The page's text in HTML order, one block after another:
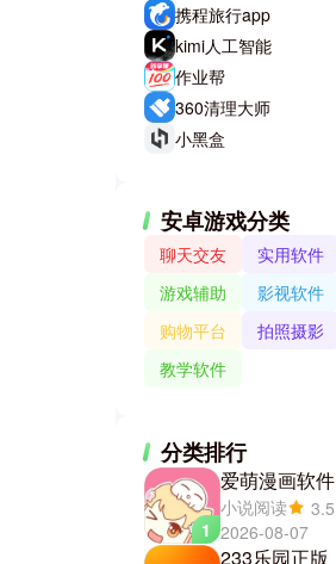
携程旅行app
kimi人工智能
作业帮
360清理大师
小黑盒
安卓游戏分类
聊天交友 实用软件
游戏辅助
影视软件
购物平台
拍照摄影
教学软件
分类排行
1
爱萌漫画软件
小说阅读
3.5
2026-08-07
233乐园正版